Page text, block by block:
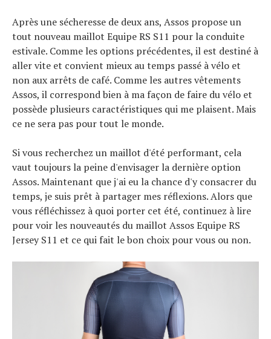
Après une sécheresse de deux ans, Assos propose un
tout nouveau maillot Equipe RS S11 pour la conduite
estivale. Comme les options précédentes, il est destiné à
aller vite et convient mieux au temps passé à vélo et
non aux arrêts de café. Comme les autres vêtements
Assos, il correspond bien à ma façon de faire du vélo et
possède plusieurs caractéristiques qui me plaisent. Mais
ce ne sera pas pour tout le monde.
Si vous recherchez un maillot d'été performant, cela
vaut toujours la peine d'envisager la dernière option
Assos. Maintenant que j'ai eu la chance d'y consacrer du
temps, je suis prêt à partager mes réflexions. Alors que
vous réfléchissez à quoi porter cet été, continuez à lire
pour voir les nouveautés du maillot Assos Equipe RS
Jersey S11 et ce qui fait le bon choix pour vous ou non.